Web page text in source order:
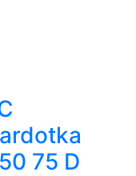
75 D